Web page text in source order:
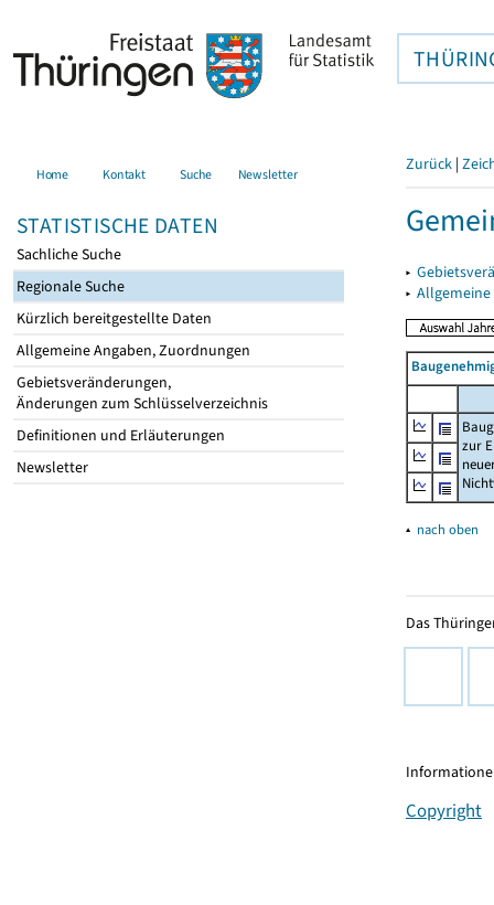
Home Kontakt Suche Newsletter
STATISTISCHE DATEN
Sachliche Suche
Regionale Suche
Kürzlich bereitgestellte Daten
Allgemeine Angaben, Zuordnungen
Gebietsveränderungen,
Änderungen zum Schlüsselverzeichnis
Definitionen und Erläuterungen
Newsletter
Zurück |
▸
▸
zur
▴ nach oben
Das
Copyright